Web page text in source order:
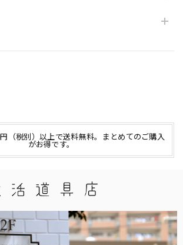
（税別）以上で送料無料。まとめてのご購入
がお得です。